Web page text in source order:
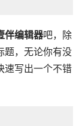
伴编辑器吧，除
题，无论你有没
速写出一个不错